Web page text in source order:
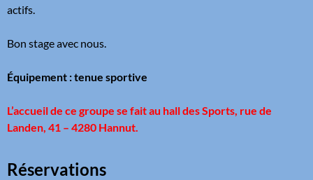
actifs.
Bon stage avec nous.
Équipement : tenue sportive
L’accueil de ce groupe se fait au hall des Sports, rue de
Landen, 41 – 4280 Hannut.
Réservations